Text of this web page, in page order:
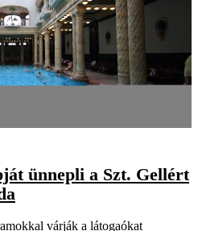
ünnepli a Szt. Gellért
várják a látogaókat